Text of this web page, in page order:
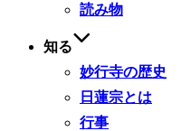
読み物
知る
妙行寺の歴史
日蓮宗とは
行事